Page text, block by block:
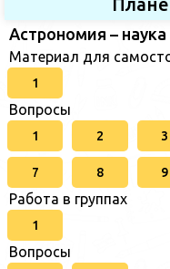
Астрономия –
Материал для
1
Вопросы
1 2 3
7 8 9
Работа в группах
1
Вопросы